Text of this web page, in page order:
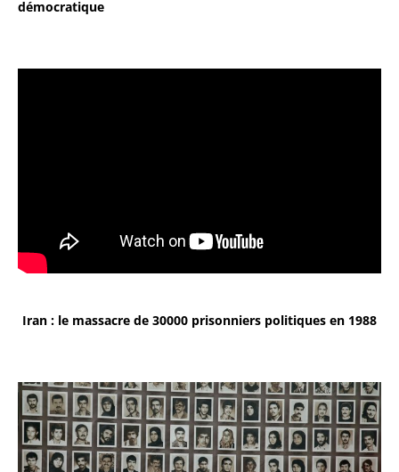
démocratique
Iran : le massacre de 30000 prisonniers politiques en 1988